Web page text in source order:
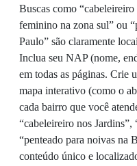
Buscas como
feminino na zona sul” ou
Paulo” são claramente
Inclua seu NAP (nome,
em todas as páginas. Crie
mapa interativo (como o
cada bairro que você
“cabeleireiro nos Jardins”,
“penteado para noivas na
conteúdo único e